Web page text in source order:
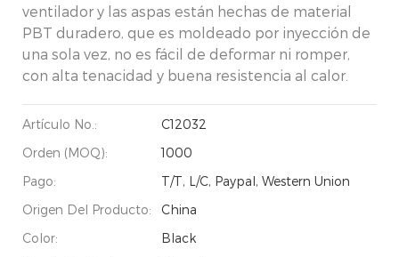
ventilador y las aspas están hechas de material
PBT duradero, que es moldeado por inyección de
una sola vez, no es fácil de deformar ni romper,
con alta tenacidad y buena resistencia al calor.
Artículo No.:
C12032
Orden (MOQ):
1000
Pago:
T/T, L/C, Paypal, Western Union
Origen Del Producto:
China
Color:
Black